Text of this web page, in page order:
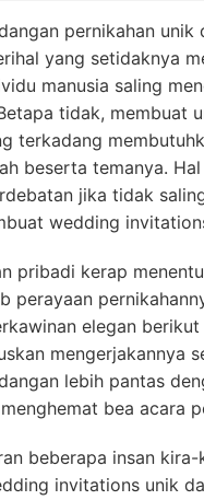
pernikahan
yang setidaknya
manusia saling
tidak, membuat
terkadang
beserta temanya.
jika tidak
wedding
pribadi kerap
perayaan
elegan
mengerjakannya
lebih pantas
bea acara
beberapa insan
invitations unik